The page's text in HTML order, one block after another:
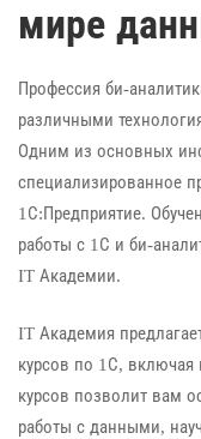
мире
Профессия би-
различными
Одним из основных
специализированное
1С:Предприятие.
работы с 1С и би-
IT Академии.
IT Академия
курсов по 1С, включая
курсов позволит вам
работы с данными,